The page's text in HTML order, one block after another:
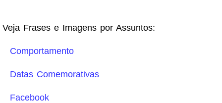
Veja Frases e Imagens por Assuntos:
Comportamento
Datas Comemorativas
Facebook